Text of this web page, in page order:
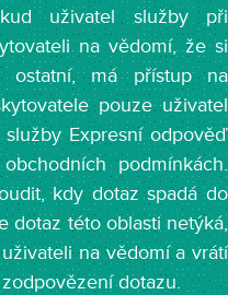
uživatel služby při
na vědomí, že si
ostatní, má přístup na
pouze uživatel
Expresní odpověď
podmínkách.
kdy dotaz spadá do
dotaz této oblasti netýká,
na vědomí a vrátí
dotazu.